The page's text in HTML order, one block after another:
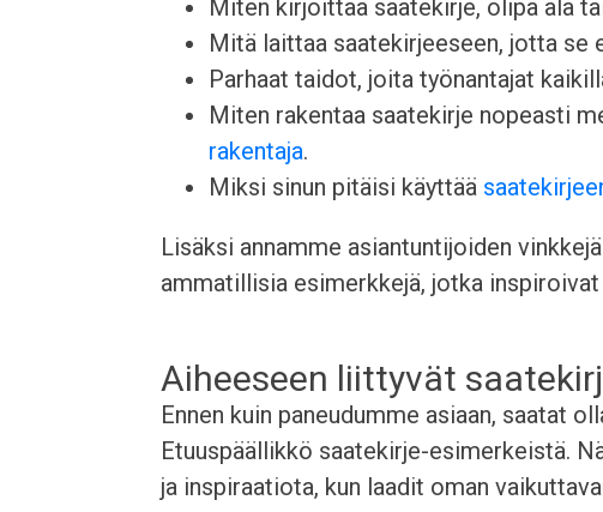
Miten kirjoittaa saatekirje, olipa ala
Mitä laittaa saatekirjeeseen, jotta se
Parhaat taidot, joita työnantajat
Miten rakentaa saatekirje nopeasti
rakentaja.
Miksi sinun pitäisi käyttää
Lisäksi annamme asiantuntijoiden
ammatillisia esimerkkejä, jotka inspiroivat
Aiheeseen liittyvät
Ennen kuin paneudumme asiaan, saatat
Etuuspäällikkö saatekirje-esimerkeistä.
ja inspiraatiota, kun laadit oman